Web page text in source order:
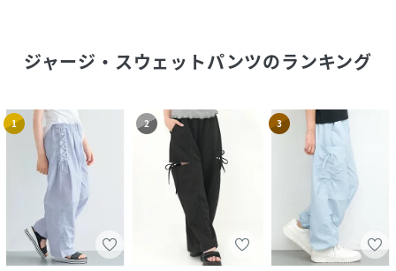
ジャージ・スウェットパンツのランキング
1 2 3